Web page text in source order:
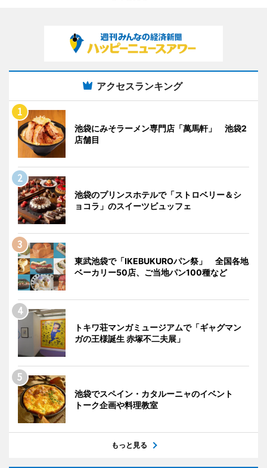
アクセスランキング
池袋にみそラーメン専門店「萬馬軒」 池袋2
店舗目
池袋のプリンスホテルで「ストロベリー＆シ
ョコラ」のスイーツビュッフェ
東武池袋で「IKEBUKUROパン祭」 全国各地
ベーカリー50店、ご当地パン100種など
トキワ荘マンガミュージアムで「ギャグマン
ガの王様誕生 赤塚不二夫展」
池袋でスペイン・カタルーニャのイベント
トーク企画や料理教室
もっと見る